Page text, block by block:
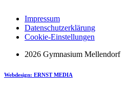
Impressum
Datenschutzerklärung
Cookie-Einstellungen
2026 Gymnasium Mellendorf
Webdesign: ERNST MEDIA